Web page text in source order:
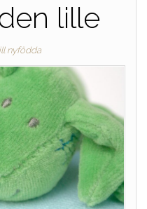
lille
nyfödda